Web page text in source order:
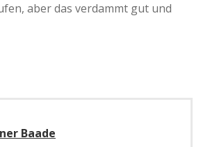
aber das verdammt gut und
Baade